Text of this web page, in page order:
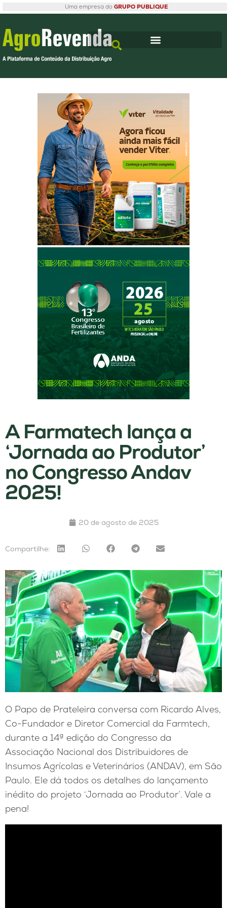
Uma empresa do GRUPO PUBLIQUE
A Farmatech lança a
‘Jornada ao Produtor’
no Congresso Andav
2025!
20 de agosto de 2025
Compartilhe:
O Papo de Prateleira conversa com Ricardo Alves,
Co-Fundador e Diretor Comercial da Farmtech,
durante a 14ª edição do Congresso da
Associação Nacional dos Distribuidores de
Insumos Agrícolas e Veterinários (ANDAV), em São
Paulo. Ele dá todos os detalhes do lançamento
inédito do projeto ‘Jornada ao Produtor’. Vale a
pena!